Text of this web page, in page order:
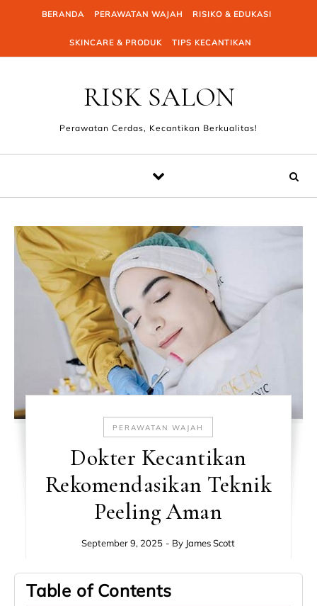
Skip to content
BERANDA PERAWATAN WAJAH RISIKO & EDUKASI
SKINCARE & PRODUK TIPS KECANTIKAN
RISK SALON
Perawatan Cerdas, Kecantikan Berkualitas!
PERAWATAN WAJAH
Dokter Kecantikan
Rekomendasikan Teknik
Peeling Aman
September 9, 2025 - By James Scott
Table of Contents